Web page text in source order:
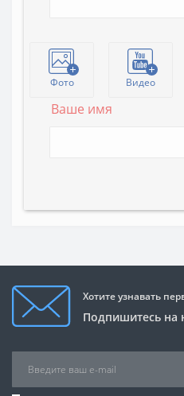
Фото Видео
Ваше имя
Хотите узнавать
Подпишитесь на